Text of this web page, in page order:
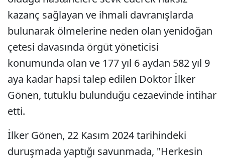
kazanç sağlayan ve ihmali davranışlarda
bulunarak ölmelerine neden olan yenidoğan
çetesi davasında örgüt yöneticisi
konumunda olan ve 177 yıl 6 aydan 582 yıl 9
aya kadar hapsi talep edilen Doktor İlker
Gönen, tutuklu bulunduğu cezaevinde intihar
etti.
İlker Gönen, 22 Kasım 2024 tarihindeki
duruşmada yaptığı savunmada, "Herkesin